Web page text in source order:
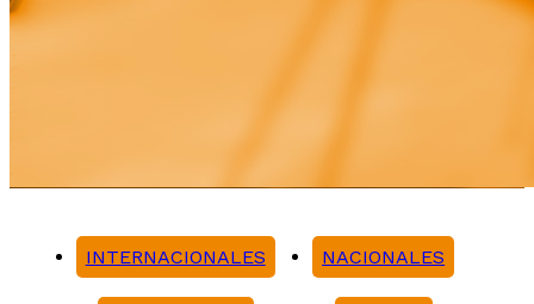
INTERNACIONALES NACIONALES